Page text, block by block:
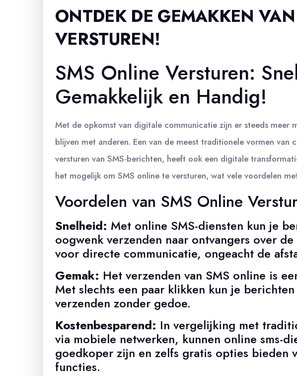
ONTDEK DE GEMAKKEN
VERSTUREN!
SMS Online Versturen:
Gemakkelijk en Handig!
Met de opkomst van digitale communicatie zijn er steeds meer
blijven met anderen. Een van de meest traditionele vormen van
versturen van SMS-berichten, heeft ook een digitale
het mogelijk om SMS online te versturen, wat vele voordelen
Voordelen van SMS Online
Snelheid: Met online SMS-diensten kun je
oogwenk verzenden naar ontvangers over
voor directe communicatie, ongeacht de
Gemak: Het verzenden van SMS online is
Met slechts een paar klikken kun je
verzenden zonder gedoe.
Kostenbesparend: In vergelijking met
via mobiele netwerken, kunnen online sms-
goedkoper zijn en zelfs gratis opties bieden
functies.